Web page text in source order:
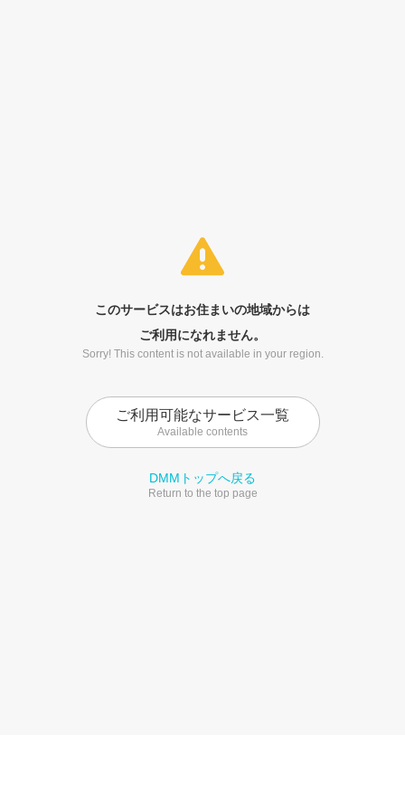
このサービスはお住まいの地域からは
ご利用になれません。
Sorry! This content is not available in your region.
ご利用可能なサービス一覧
Available contents
DMMトップへ戻る
Return to the top page